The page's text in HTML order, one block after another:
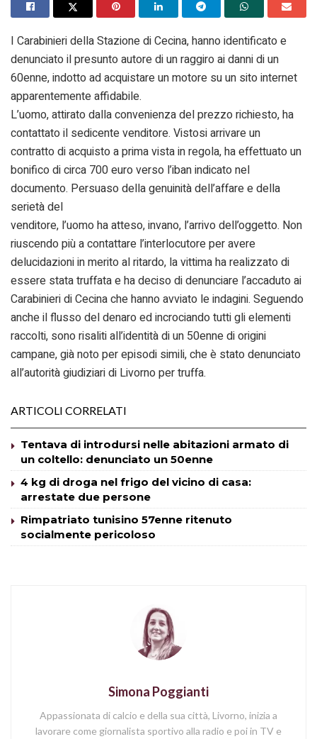
I Carabinieri della Stazione di Cecina, hanno identificato e
denunciato il presunto autore di un raggiro ai danni di un
60enne, indotto ad acquistare un motore su un sito internet
apparentemente affidabile.
L’uomo, attirato dalla convenienza del prezzo richiesto, ha
contattato il sedicente venditore. Vistosi arrivare un
contratto di acquisto a prima vista in regola, ha effettuato un
bonifico di circa 700 euro verso l’iban indicato nel
documento. Persuaso della genuinità dell’affare e della
serietà del
venditore, l’uomo ha atteso, invano, l’arrivo dell’oggetto. Non
riuscendo più a contattare l’interlocutore per avere
delucidazioni in merito al ritardo, la vittima ha realizzato di
essere stata truffata e ha deciso di denunciare l’accaduto ai
Carabinieri di Cecina che hanno avviato le indagini. Seguendo
anche il flusso del denaro ed incrociando tutti gli elementi
raccolti, sono risaliti all’identità di un 50enne di origini
campane, già noto per episodi simili, che è stato denunciato
all’autorità giudiziari di Livorno per truffa.
ARTICOLI CORRELATI
Tentava di introdursi nelle abitazioni armato di
un coltello: denunciato un 50enne
4 kg di droga nel frigo del vicino di casa:
arrestate due persone
Rimpatriato tunisino 57enne ritenuto
socialmente pericoloso
Simona Poggianti
Appassionata di calcio e della sua città, Livorno, inizia a
lavorare come giornalista sportivo alla radio e poi in TV e